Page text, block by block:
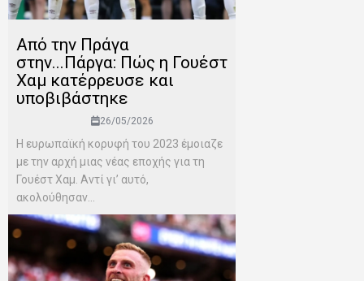
Από την Πράγα
στην...Πάργα: Πώς η Γουέστ
Χαμ κατέρρευσε και
υποβιβάστηκε
26/05/2026
Η ευρωπαϊκή κορυφή του 2023 έμοιαζε
με την αρχή μιας νέας εποχής για τη
Γουέστ Χαμ. Αντί γι’ αυτό,
ακολούθησαν...